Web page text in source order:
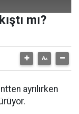
mı?
ayrılırken